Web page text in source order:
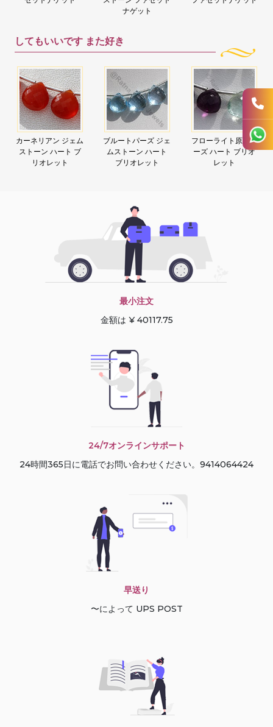
ナゲット
してもいいです また好き
カーネリアン ジェム
ストーン ハート ブ
リオレット
ブルートパーズ ジェ
ムストーン ハート
ブリオレット
フローライト原石ビ
ーズ ハート ブリオ
レット
最小注文
金額は ¥ 40117.75
24/7オンラインサポート
24時間365日に電話でお問い合わせください。9414064424
早送り
〜によって UPS POST